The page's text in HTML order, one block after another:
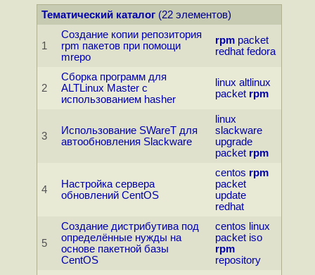
Тематический каталог (22 элементов)
1
Создание копии репозитория
rpm пакетов при помощи
mrepo
rpm packet
redhat fedora
2
Сборка программ для
ALTLinux Master с
использованием hasher
linux altlinux
packet rpm
3
Использование SWareT для
автообновления Slackware
linux
slackware
upgrade
packet rpm
4
Настройка сервера
обновлений CentOS
centos rpm
packet
update
redhat
5
Создание дистрибутива под
определённые нужды на
основе пакетной базы
CentOS
centos linux
packet iso
rpm
repository